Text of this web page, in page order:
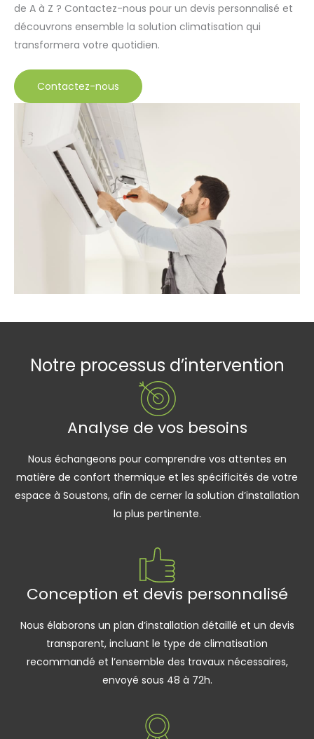
de A à Z ? Contactez-nous pour un devis personnalisé et
découvrons ensemble la solution climatisation qui
transformera votre quotidien.
Contactez-nous
Notre processus d’intervention
Analyse de vos besoins
Nous échangeons pour comprendre vos attentes en
matière de confort thermique et les spécificités de votre
espace à Soustons, afin de cerner la solution d’installation
la plus pertinente.
Conception et devis personnalisé
Nous élaborons un plan d’installation détaillé et un devis
transparent, incluant le type de climatisation
recommandé et l’ensemble des travaux nécessaires,
envoyé sous 48 à 72h.